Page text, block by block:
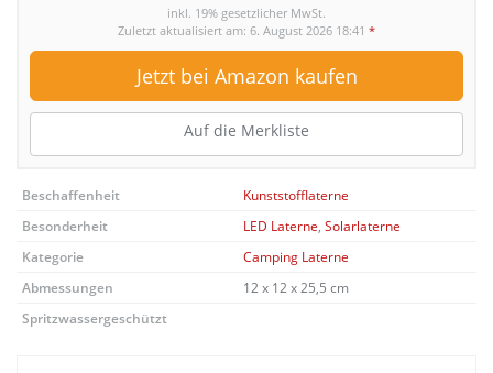
inkl. 19% gesetzlicher MwSt.
Zuletzt aktualisiert am: 6. August 2026 18:41 *
Jetzt bei Amazon kaufen
Auf die Merkliste
Beschaffenheit
Kunststofflaterne
Besonderheit
LED Laterne, Solarlaterne
Kategorie
Camping Laterne
Abmessungen
12 x 12 x 25,5 cm
Spritzwassergeschützt